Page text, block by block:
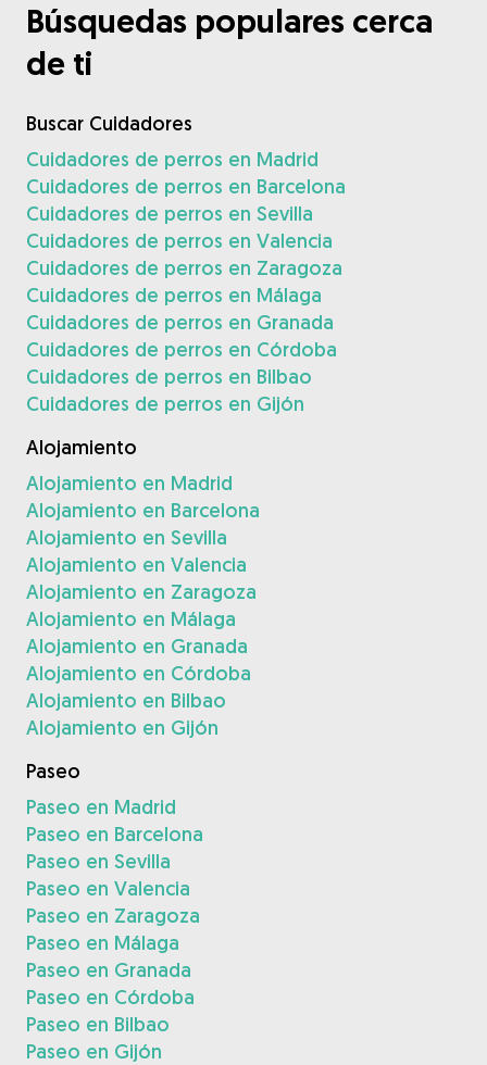
Búsquedas populares cerca
de ti
Buscar Cuidadores
Cuidadores de perros en Madrid
Cuidadores de perros en Barcelona
Cuidadores de perros en Sevilla
Cuidadores de perros en Valencia
Cuidadores de perros en Zaragoza
Cuidadores de perros en Málaga
Cuidadores de perros en Granada
Cuidadores de perros en Córdoba
Cuidadores de perros en Bilbao
Cuidadores de perros en Gijón
Alojamiento
Alojamiento en Madrid
Alojamiento en Barcelona
Alojamiento en Sevilla
Alojamiento en Valencia
Alojamiento en Zaragoza
Alojamiento en Málaga
Alojamiento en Granada
Alojamiento en Córdoba
Alojamiento en Bilbao
Alojamiento en Gijón
Paseo
Paseo en Madrid
Paseo en Barcelona
Paseo en Sevilla
Paseo en Valencia
Paseo en Zaragoza
Paseo en Málaga
Paseo en Granada
Paseo en Córdoba
Paseo en Bilbao
Paseo en Gijón